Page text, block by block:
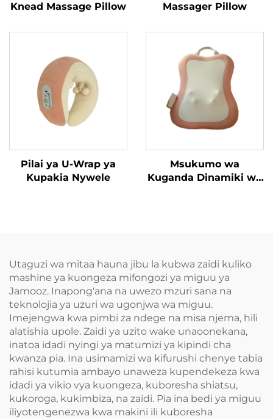
Knead Massage Pillow
Massager Pillow
Pilai ya U-Wrap ya
Kupakia Nywele
Msukumo wa
Kuganda Dinamiki wa
Utaguzi wa mitaa hauna jibu la kubwa zaidi kuliko
mashine ya kuongeza mifongozi ya miguu ya
Jamooz. Inapong'ana na uwezo mzuri sana na
teknolojia ya uzuri wa ugonjwa wa miguu.
Imejengwa kwa pimbi za ndege na misa njema, hili
alatishia upole. Zaidi ya uzito wake unaoonekana,
inatoa idadi nyingi ya matumizi ya kipindi cha
kwanza pia. Ina usimamizi wa kifurushi chenye tabia
rahisi kutumia ambayo unaweza kupendekeza kwa
idadi ya vikio vya kuongeza, kuboresha shiatsu,
kukoroga, kukimbiza, na zaidi. Pia ina bedi ya miguu
iliyotengenezwa kwa makini ili kuboresha